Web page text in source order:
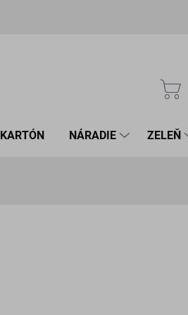
KARTÓN NÁRADIE ZELEŇ